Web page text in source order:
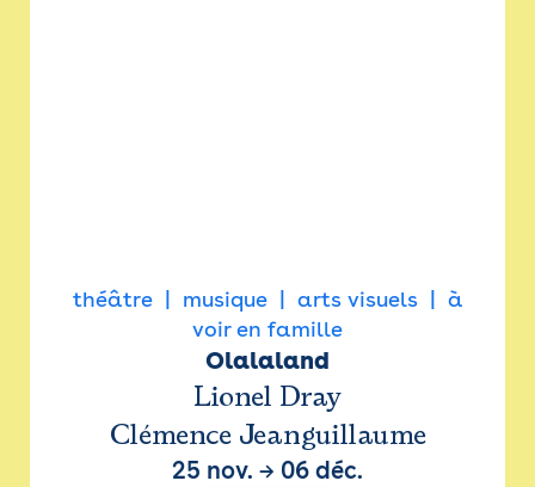
théâtre musique arts visuels
à
voir en famille
Olalaland
Lionel Dray
Clémence Jeanguillaume
25 nov. → 06 déc.